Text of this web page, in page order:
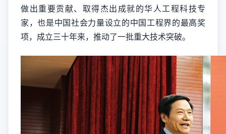
做出重要贡献、取得杰出成就的华人工程科技专
家，也是中国社会力量设立的中国工程界的最高奖
项，成立三十年来，推动了一批重大技术突破。